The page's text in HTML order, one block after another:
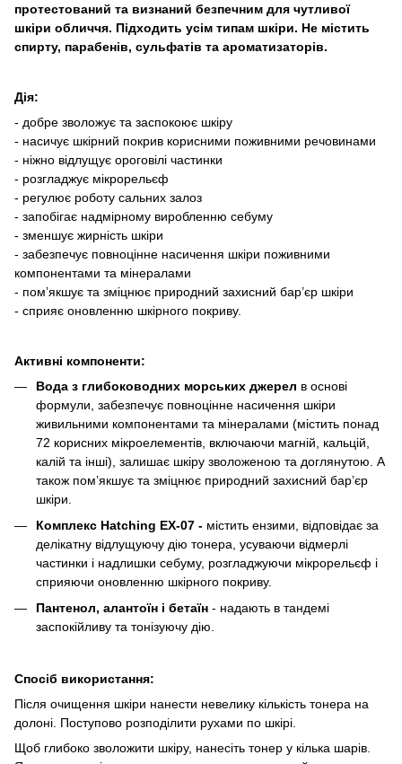
протестований та визнаний безпечним для чутливої ​​
шкіри обличчя. Підходить усім типам шкіри. Не містить
спирту, парабенів, сульфатів та ароматизаторів.
Дія:
- добре зволожує та заспокоює шкіру
- насичує шкірний покрив корисними поживними речовинами
- ніжно відлущує ороговілі частинки
- розгладжує мікрорельєф
- регулює роботу сальних залоз
- запобігає надмірному виробленню себуму
- зменшує жирність шкіри
- забезпечує повноцінне насичення шкіри поживними
компонентами та мінералами
- пом’якшує та зміцнює природний захисний бар’єр шкіри
- сприяє оновленню шкірного покриву.
Активні компоненти:
Вода з глибоководних морських джерел в основі
формули, забезпечує повноцінне насичення шкіри
живильними компонентами та мінералами (містить понад
72 корисних мікроелементів, включаючи магній, кальцій,
калій та інші), залишає шкіру зволоженою та доглянутою. А
також пом’якшує та зміцнює природний захисний бар’єр
шкіри.
Комплекс Hatching EX-07 - містить ензими, відповідає за
делікатну відлущуючу дію тонера, усуваючи відмерлі
частинки і надлишки себуму, розгладжуючи мікрорельєф і
сприяючи оновленню шкірного покриву.
Пантенол, алантоїн і бетаїн - надають в тандемі
заспокійливу та тонізуючу дію.
Спосіб використання:
Після очищення шкіри нанести невелику кількість тонера на
долоні. Поступово розподілити рухами по шкірі.
Щоб глибоко зволожити шкіру, нанесіть тонер у кілька шарів.